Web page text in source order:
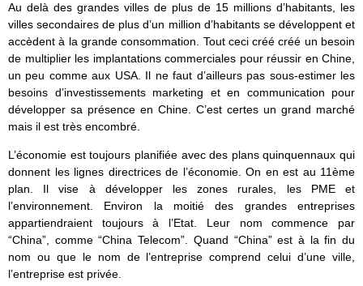
Au delà des grandes villes de plus de 15 millions d’habitants, les
villes secondaires de plus d’un million d’habitants se développent et
accèdent à la grande consommation. Tout ceci créé créé un besoin
de multiplier les implantations commerciales pour réussir en Chine,
un peu comme aux USA. Il ne faut d’ailleurs pas sous-estimer les
besoins d’investissements marketing et en communication pour
développer sa présence en Chine. C’est certes un grand marché
mais il est très encombré.
L’économie est toujours planifiée avec des plans quinquennaux qui
donnent les lignes directrices de l’économie. On en est au 11ème
plan. Il vise à développer les zones rurales, les PME et
l’environnement. Environ la moitié des grandes entreprises
appartiendraient toujours à l’Etat. Leur nom commence par
“China”, comme “China Telecom”. Quand “China” est à la fin du
nom ou que le nom de l’entreprise comprend celui d’une ville,
l’entreprise est privée.